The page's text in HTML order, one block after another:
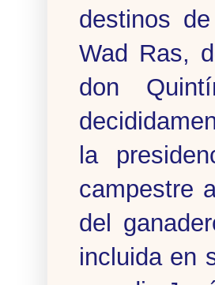
destinos
Wad Ras,
don
la
campestre
del
incluida en